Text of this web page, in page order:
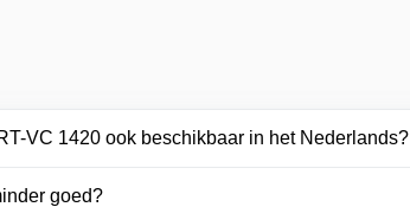
VC 1420 ook beschikbaar in het Nederlands?
goed?